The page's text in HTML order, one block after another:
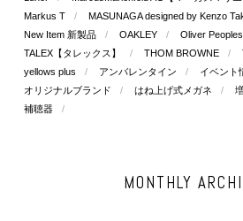
Markus T
MASUNAGA designed by Kenzo
New Item 新製品
OAKLEY Oliver Peoples
TALEX【タレックス】
THOM BROWNE
yellows plus
アンバレンタイン
イベント
オリジナルブランド
はね上げ式メガネ
補聴器
MONTHLY